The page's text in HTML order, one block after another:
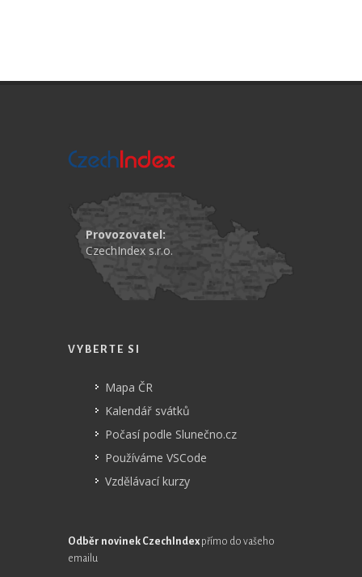
Provozovatel:
CzechIndex s.r.o.
VYBERTE SI
Mapa ČR
Kalendář svátků
Počasí podle Slunečno.cz
Používáme VSCode
Vzdělávací kurzy
Odběr novinek CzechIndex přímo do vašeho
emailu